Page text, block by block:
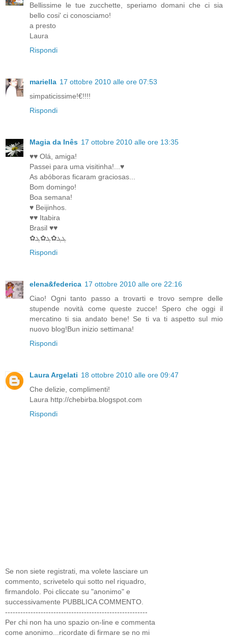
Bellissime le tue zucchette, speriamo domani che ci sia
bello cosi' ci conosciamo!
a presto
Laura
Rispondi
mariella 17 ottobre 2010 alle ore 07:53
simpaticissime!€!!!!
Rispondi
Magia da Inês 17 ottobre 2010 alle ore 13:35
♥♥ Olá, amiga!
Passei para uma visitinha!...♥
As abóboras ficaram graciosas...
Bom domingo!
Boa semana!
♥ Beijinhos.
♥♥ Itabira
Brasil ♥♥
✿ܓܓ✿ܓ✿ܓ
Rispondi
elena&federica 17 ottobre 2010 alle ore 22:16
Ciao! Ogni tanto passo a trovarti e trovo sempre delle
stupende novità come queste zucce! Spero che oggi il
mercatino ti sia andato bene! Se ti va ti aspetto sul mio
nuovo blog!Bun inizio settimana!
Rispondi
Laura Argelati 18 ottobre 2010 alle ore 09:47
Che delizie, complimenti!
Laura http://chebirba.blogspot.com
Rispondi
Se non siete registrati, ma volete lasciare un
commento, scrivetelo qui sotto nel riquadro,
firmandolo. Poi cliccate su "anonimo" e
successivamente PUBBLICA COMMENTO.
--------------------------------------------------------
Per chi non ha uno spazio on-line e commenta
come anonimo...ricordate di firmare se no mi